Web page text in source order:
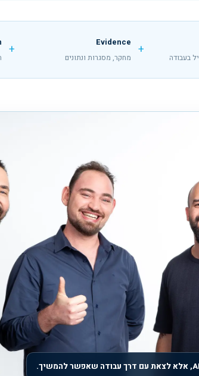
בעבודה +
Evidence
מחקר, מסגרות ונתונים +